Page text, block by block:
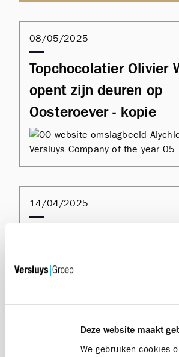
Deze website maakt
We gebruiken cookies
08/05/2025
Topchocolatier Olivier
opent zijn deuren op
Oosteroever - kopie
14/04/2025
Oosteroever - kopie